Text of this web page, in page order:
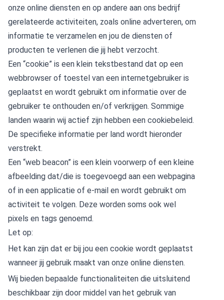
onze online diensten en op andere aan ons bedrijf
gerelateerde activiteiten, zoals online adverteren, om
informatie te verzamelen en jou de diensten of
producten te verlenen die jij hebt verzocht.
Een “cookie” is een klein tekstbestand dat op een
webbrowser of toestel van een internetgebruiker is
geplaatst en wordt gebruikt om informatie over de
gebruiker te onthouden en/of verkrijgen. Sommige
landen waarin wij actief zijn hebben een cookiebeleid.
De specifieke informatie per land wordt hieronder
verstrekt.
Een “web beacon” is een klein voorwerp of een kleine
afbeelding dat/die is toegevoegd aan een webpagina
of in een applicatie of e-mail en wordt gebruikt om
activiteit te volgen. Deze worden soms ook wel
pixels en tags genoemd.
Let op:
Het kan zijn dat er bij jou een cookie wordt geplaatst
wanneer jij gebruik maakt van onze online diensten.
Wij bieden bepaalde functionaliteiten die uitsluitend
beschikbaar zijn door middel van het gebruik van